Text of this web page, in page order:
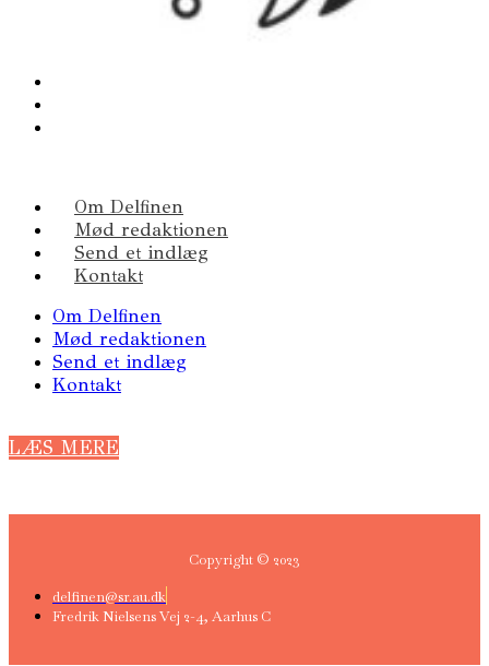
Om Delfinen
Mød redaktionen
Send et indlæg
Kontakt
Om Delfinen
Mød redaktionen
Send et indlæg
Kontakt
LÆS MERE
Copyright © 2023
delfinen@sr.au.dk
Fredrik Nielsens Vej 2-4, Aarhus C